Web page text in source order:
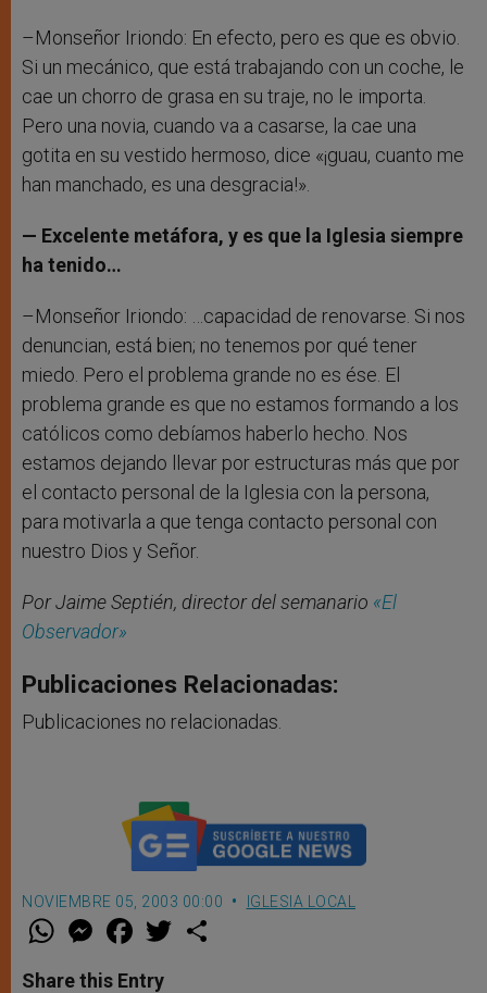
–Monseñor Iriondo: En efecto, pero es que es obvio.
Si un mecánico, que está trabajando con un coche, le
cae un chorro de grasa en su traje, no le importa.
Pero una novia, cuando va a casarse, la cae una
gotita en su vestido hermoso, dice «¡guau, cuanto me
han manchado, es una desgracia!».
— Excelente metáfora, y es que la Iglesia siempre
ha tenido…
–Monseñor Iriondo: …capacidad de renovarse. Si nos
denuncian, está bien; no tenemos por qué tener
miedo. Pero el problema grande no es ése. El
problema grande es que no estamos formando a los
católicos como debíamos haberlo hecho. Nos
estamos dejando llevar por estructuras más que por
el contacto personal de la Iglesia con la persona,
para motivarla a que tenga contacto personal con
nuestro Dios y Señor.
Por Jaime Septién, director del semanario «El
Observador»
Publicaciones Relacionadas:
Publicaciones no relacionadas.
NOVIEMBRE 05, 2003 00:00 IGLESIA LOCAL
W
t
M
e
s
F
a
e
w
Share this Entry